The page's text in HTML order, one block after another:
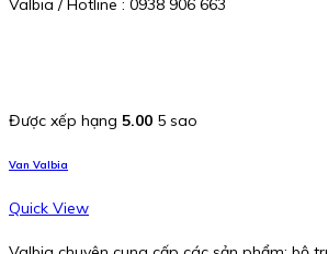
Valbia / Hotline : 0938 906 663
Được xếp hạng 5.00 5 sao
Van Valbia
Quick View